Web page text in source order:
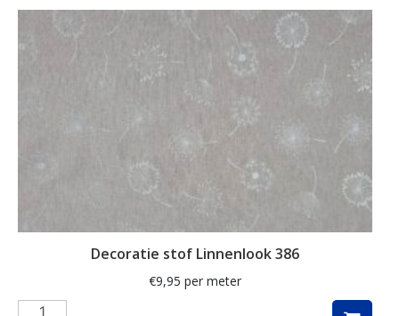
ganzen
gemberkoekjes
hartjes
Decoratie stof Linnenlook 386
€9,95 per meter